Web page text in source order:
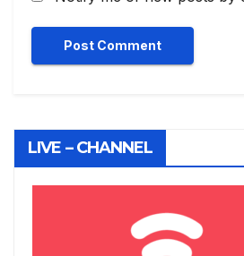
LIVE – CHANNEL